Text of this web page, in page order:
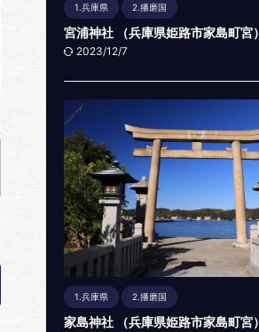
1.兵庫県 2.播磨国
宮浦神社 （兵庫県姫路市家島町宮）
2023/12/7
1.兵庫県 2.播磨国
家島神社 （兵庫県姫路市家島町宮）